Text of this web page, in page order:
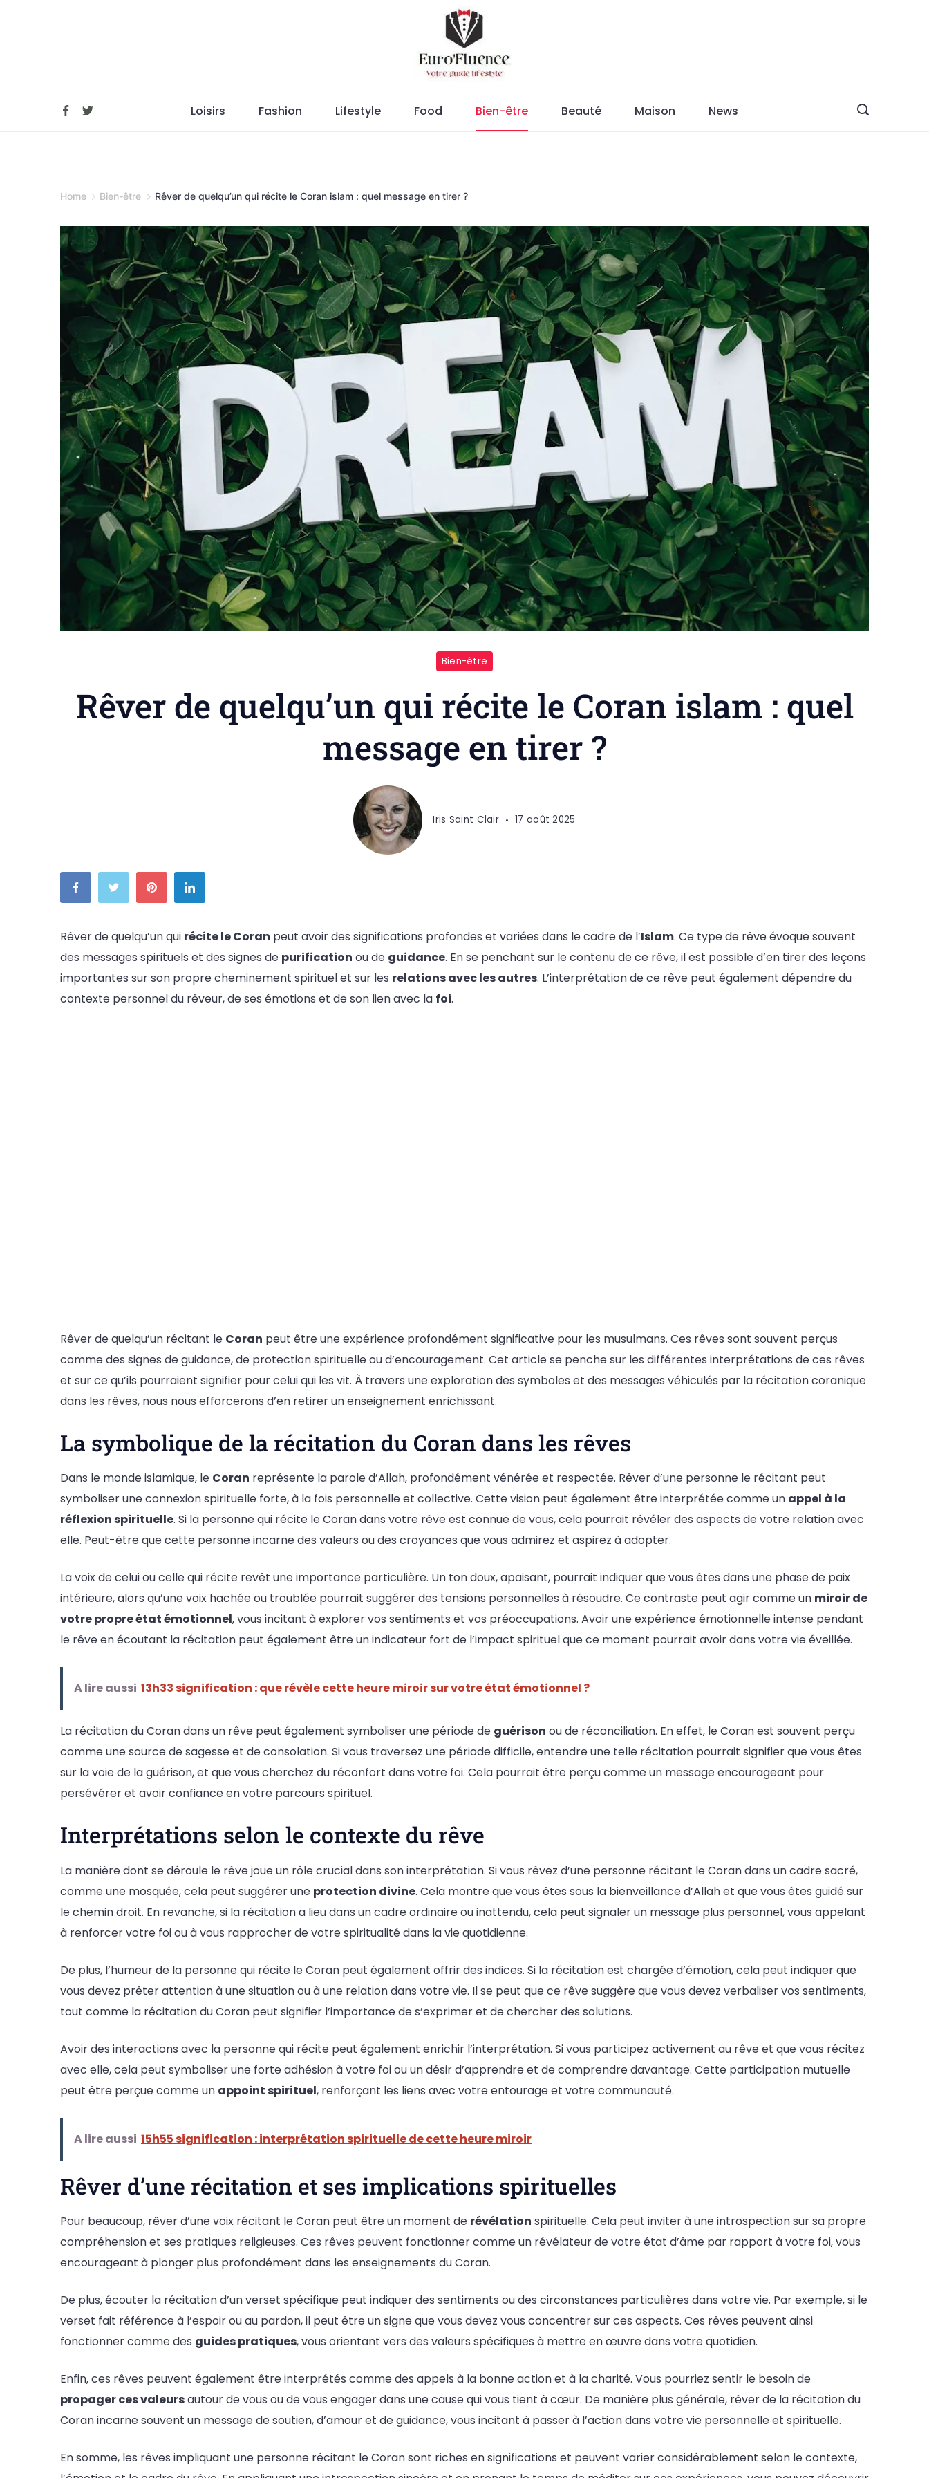
Magazine.
Loisirs Fashion Lifestyle Food Bien-être Beauté Maison News
Home Bien-être Rêver de quelqu’un qui récite le Coran islam : quel message en tirer ?
Bien-être
Rêver de quelqu’un qui récite le Coran islam : quel
message en tirer ?
Iris Saint Clair 17 août 2025
Rêver de quelqu’un qui récite le Coran peut avoir des significations profondes et variées dans le cadre de l’Islam. Ce type de rêve évoque souvent
des messages spirituels et des signes de purification ou de guidance. En se penchant sur le contenu de ce rêve, il est possible d’en tirer des leçons
importantes sur son propre cheminement spirituel et sur les relations avec les autres. L’interprétation de ce rêve peut également dépendre du
contexte personnel du rêveur, de ses émotions et de son lien avec la foi.
Rêver de quelqu’un récitant le Coran peut être une expérience profondément significative pour les musulmans. Ces rêves sont souvent perçus
comme des signes de guidance, de protection spirituelle ou d’encouragement. Cet article se penche sur les différentes interprétations de ces rêves
et sur ce qu’ils pourraient signifier pour celui qui les vit. À travers une exploration des symboles et des messages véhiculés par la récitation coranique
dans les rêves, nous nous efforcerons d’en retirer un enseignement enrichissant.
La symbolique de la récitation du Coran dans les rêves
Dans le monde islamique, le Coran représente la parole d’Allah, profondément vénérée et respectée. Rêver d’une personne le récitant peut
symboliser une connexion spirituelle forte, à la fois personnelle et collective. Cette vision peut également être interprétée comme un appel à la
réflexion spirituelle. Si la personne qui récite le Coran dans votre rêve est connue de vous, cela pourrait révéler des aspects de votre relation avec
elle. Peut-être que cette personne incarne des valeurs ou des croyances que vous admirez et aspirez à adopter.
La voix de celui ou celle qui récite revêt une importance particulière. Un ton doux, apaisant, pourrait indiquer que vous êtes dans une phase de paix
intérieure, alors qu’une voix hachée ou troublée pourrait suggérer des tensions personnelles à résoudre. Ce contraste peut agir comme un miroir de
votre propre état émotionnel, vous incitant à explorer vos sentiments et vos préoccupations. Avoir une expérience émotionnelle intense pendant
le rêve en écoutant la récitation peut également être un indicateur fort de l’impact spirituel que ce moment pourrait avoir dans votre vie éveillée.
A lire aussi 13h33 signification : que révèle cette heure miroir sur votre état émotionnel ?
La récitation du Coran dans un rêve peut également symboliser une période de guérison ou de réconciliation. En effet, le Coran est souvent perçu
comme une source de sagesse et de consolation. Si vous traversez une période difficile, entendre une telle récitation pourrait signifier que vous êtes
sur la voie de la guérison, et que vous cherchez du réconfort dans votre foi. Cela pourrait être perçu comme un message encourageant pour
persévérer et avoir confiance en votre parcours spirituel.
Interprétations selon le contexte du rêve
La manière dont se déroule le rêve joue un rôle crucial dans son interprétation. Si vous rêvez d’une personne récitant le Coran dans un cadre sacré,
comme une mosquée, cela peut suggérer une protection divine. Cela montre que vous êtes sous la bienveillance d’Allah et que vous êtes guidé sur
le chemin droit. En revanche, si la récitation a lieu dans un cadre ordinaire ou inattendu, cela peut signaler un message plus personnel, vous appelant
à renforcer votre foi ou à vous rapprocher de votre spiritualité dans la vie quotidienne.
De plus, l’humeur de la personne qui récite le Coran peut également offrir des indices. Si la récitation est chargée d’émotion, cela peut indiquer que
vous devez prêter attention à une situation ou à une relation dans votre vie. Il se peut que ce rêve suggère que vous devez verbaliser vos sentiments,
tout comme la récitation du Coran peut signifier l’importance de s’exprimer et de chercher des solutions.
Avoir des interactions avec la personne qui récite peut également enrichir l’interprétation. Si vous participez activement au rêve et que vous récitez
avec elle, cela peut symboliser une forte adhésion à votre foi ou un désir d’apprendre et de comprendre davantage. Cette participation mutuelle
peut être perçue comme un appoint spirituel, renforçant les liens avec votre entourage et votre communauté.
A lire aussi 15h55 signification : interprétation spirituelle de cette heure miroir
Rêver d’une récitation et ses implications spirituelles
Pour beaucoup, rêver d’une voix récitant le Coran peut être un moment de révélation spirituelle. Cela peut inviter à une introspection sur sa propre
compréhension et ses pratiques religieuses. Ces rêves peuvent fonctionner comme un révélateur de votre état d’âme par rapport à votre foi, vous
encourageant à plonger plus profondément dans les enseignements du Coran.
De plus, écouter la récitation d’un verset spécifique peut indiquer des sentiments ou des circonstances particulières dans votre vie. Par exemple, si le
verset fait référence à l’espoir ou au pardon, il peut être un signe que vous devez vous concentrer sur ces aspects. Ces rêves peuvent ainsi
fonctionner comme des guides pratiques, vous orientant vers des valeurs spécifiques à mettre en œuvre dans votre quotidien.
Enfin, ces rêves peuvent également être interprétés comme des appels à la bonne action et à la charité. Vous pourriez sentir le besoin de
propager ces valeursautour de vous ou de vous engager dans une cause qui vous tient à cœur. De manière plus générale, rêver de la récitation du
Coran incarne souvent un message de soutien, d’amour et de guidance, vous incitant à passer à l’action dans votre vie personnelle et spirituelle.
En somme, les rêves impliquant une personne récitant le Coran sont riches en significations et peuvent varier considérablement selon le contexte,